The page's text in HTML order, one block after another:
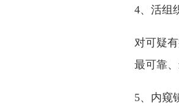
4、活组
对可疑
最可靠、
5、内窥